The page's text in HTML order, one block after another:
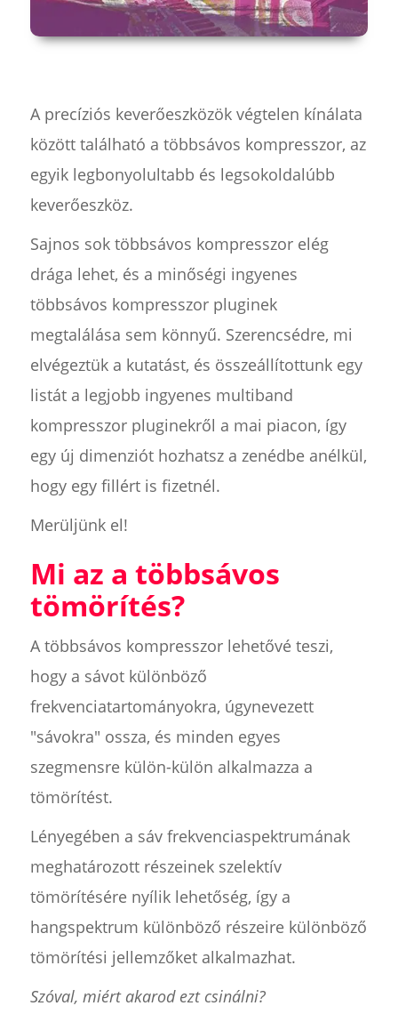
A precíziós keverőeszközök végtelen kínálata
között található a többsávos kompresszor, az
egyik legbonyolultabb és legsokoldalúbb
keverőeszköz.
Sajnos sok többsávos kompresszor elég
drága lehet, és a minőségi ingyenes
többsávos kompresszor pluginek
megtalálása sem könnyű. Szerencsédre, mi
elvégeztük a kutatást, és összeállítottunk egy
listát a legjobb ingyenes multiband
kompresszor pluginekről a mai piacon, így
egy új dimenziót hozhatsz a zenédbe anélkül,
hogy egy fillért is fizetnél.
Merüljünk el!
Mi az a többsávos
tömörítés?
A többsávos kompresszor lehetővé teszi,
hogy a sávot különböző
frekvenciatartományokra, úgynevezett
"sávokra" ossza, és minden egyes
szegmensre külön-külön alkalmazza a
tömörítést.
Lényegében a sáv frekvenciaspektrumának
meghatározott részeinek szelektív
tömörítésére nyílik lehetőség, így a
hangspektrum különböző részeire különböző
tömörítési jellemzőket alkalmazhat.
Szóval, miért akarod ezt csinálni?